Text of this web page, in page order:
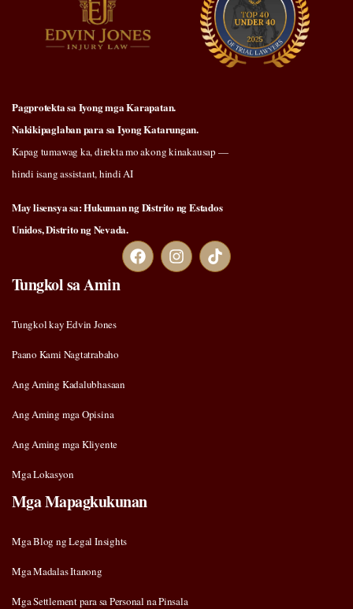
Pagprotekta sa Iyong mga Karapatan.
Nakikipaglaban para sa Iyong Katarungan.
Kapag tumawag ka, direkta mo akong kinakausap —
hindi isang assistant, hindi AI
May lisensya sa: Hukuman ng Distrito ng Estados
Unidos, Distrito ng Nevada.
Tungkol sa Amin
Tungkol kay Edvin Jones
Paano Kami Nagtatrabaho
Ang Aming Kadalubhasaan
Ang Aming mga Opisina
Ang Aming mga Kliyente
Mga Lokasyon
Mga Mapagkukunan
Mga Blog ng Legal Insights
Mga Madalas Itanong
Mga Settlement para sa Personal na Pinsala